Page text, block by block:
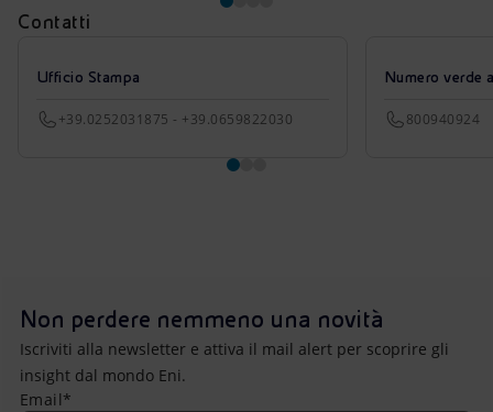
Contatti
Ufficio Stampa
+39.0252031875 - +39.0659822030
Numero verde
800940924
Non perdere nemmeno una novità
Iscriviti alla newsletter e attiva il mail alert per scoprire gli
insight dal mondo Eni.
Email*